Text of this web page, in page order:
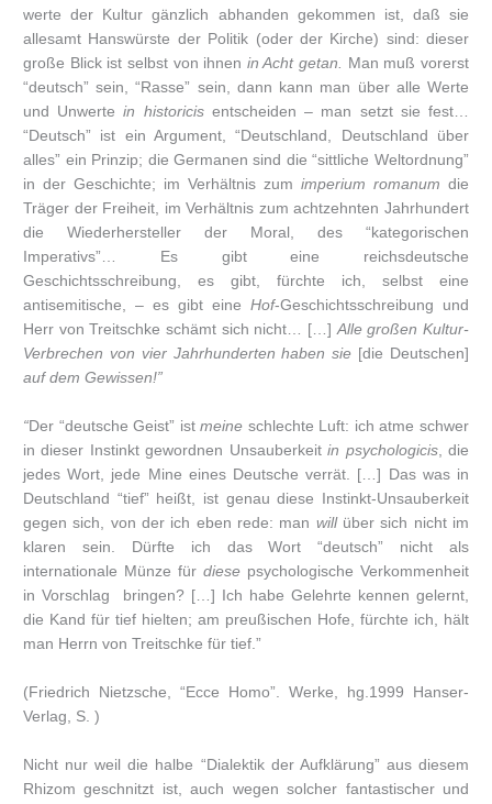
werte der Kultur gänzlich abhanden gekommen ist, daß sie
allesamt Hanswürste der Politik (oder der Kirche) sind: dieser
große Blick ist selbst von ihnen in Acht getan. Man muß vorerst
“deutsch” sein, “Rasse” sein, dann kann man über alle Werte
und Unwertein historicis entscheiden – man setzt sie fest…
“Deutsch” ist ein Argument, “Deutschland, Deutschland über
alles” ein Prinzip; die Germanen sind die “sittliche Weltordnung”
in der Geschichte; im Verhältnis zum imperium romanum die
Träger der Freiheit, im Verhältnis zum achtzehnten Jahrhundert
die Wiederhersteller der Moral, des “kategorischen
Imperativs”… Es gibt eine reichsdeutsche
Geschichtsschreibung, es gibt, fürchte ich, selbst eine
antisemitische, – es gibt eine Hof-Geschichtsschreibung und
Herr von Treitschke schämt sich nicht… […]Alle großen Kultur-
Verbrechen von vier Jahrhunderten haben sie [die Deutschen]
auf dem Gewissen!”
“Der “deutsche Geist” istmeine schlechte Luft: ich atme schwer
in dieser Instinkt gewordnen Unsauberkeitin psychologicis, die
jedes Wort, jede Mine eines Deutsche verrät. […] Das was in
Deutschland “tief” heißt, ist genau diese Instinkt-Unsauberkeit
gegen sich, von der ich eben rede: man will über sich nicht im
klaren sein. Dürfte ich das Wort “deutsch” nicht als
internationale Münze für diese psychologische Verkommenheit
in Vorschlag bringen? […] Ich habe Gelehrte kennen gelernt,
die Kand für tief hielten; am preußischen Hofe, fürchte ich, hält
man Herrn von Treitschke für tief.”
(Friedrich Nietzsche, “Ecce Homo”. Werke, hg.1999 Hanser-
Verlag, S. )
Nicht nur weil die halbe “Dialektik der Aufklärung” aus diesem
Rhizom geschnitzt ist, auch wegen solcher fantastischer und